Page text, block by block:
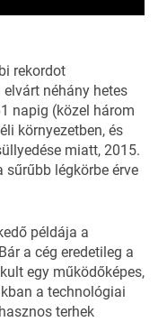
rekordot
néhány hetes
napig (közel három
környezetben, és
miatt, 2015.
sűrűbb légkörbe érve
példája a
Bár a cég eredetileg a
egy működőképes,
a technológiai
terhek